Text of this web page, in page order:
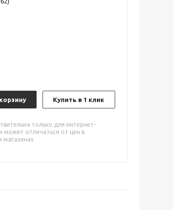
Купить в 1 клик
только для интернет-
может отличаться от цен в
магазинах